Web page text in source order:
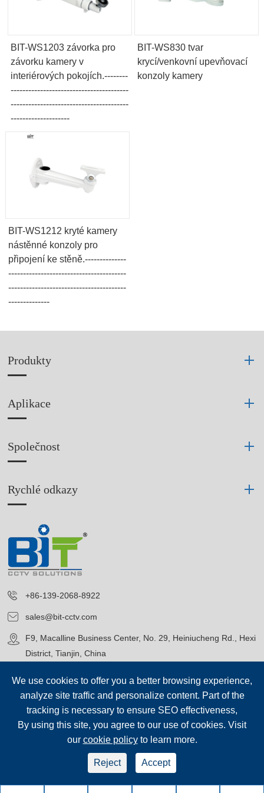
BIT-WS1203 závorka pro
závorku kamery v
interiérových pokojích.--------
----------------------------------------
----------------------------------------
--------------------
BIT-WS830 tvar
krycí/venkovní upevňovací
konzoly kamery
BIT-WS1212 kryté kamery
nástěnné konzoly pro
připojení ke stěně.--------------
----------------------------------------
----------------------------------------
--------------
Produkty
Aplikace
Společnost
Rychlé odkazy
+86-139-2068-8922
sales@bit-cctv.com
F9, Macalline Business Center, No. 29, Heiniucheng Rd., Hexi
District, Tianjin, China
Copyright© Blue Icon (Tianjin) Technology Co., Ltd.
práva vyhrazena.
sep-footerMapa stránek
|
Zásady ochrany osobních údajů
We use cookies to offer you a better browsing experience,
analyze site traffic and personalize content. Part of the
tracking is necessary to ensure SEO effectiveness,
By using this site, you agree to our use of cookies. Visit
our cookie policyto learn more.
Reject Accept